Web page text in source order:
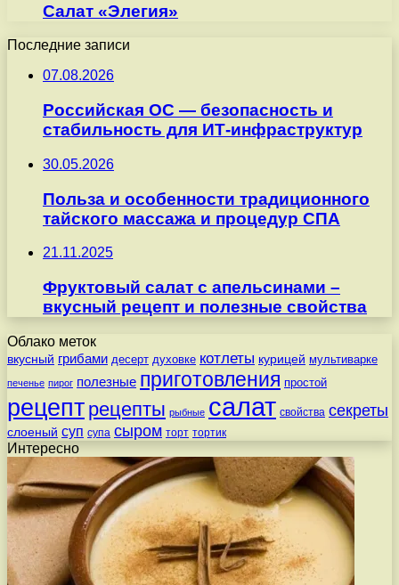
Салат «Элегия»
Последние записи
07.08.2026
Российская ОС — безопасность и
стабильность для ИТ-инфраструктур
30.05.2026
Польза и особенности традиционного
тайского массажа и процедур СПА
21.11.2025
Фруктовый салат с апельсинами –
вкусный рецепт и полезные свойства
Облако меток
вкусный грибами десерт духовке котлеты курицей мультиварке
печенье пирог полезные приготовления простой
рецепт рецепты рыбные салат свойства секреты
слоеный суп супа сыром торт тортик
Интересно